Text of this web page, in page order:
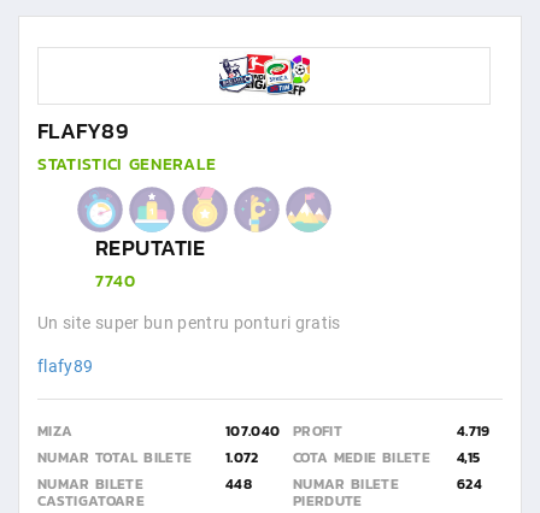
FLAFY89
STATISTICI GENERALE
REPUTATIE
7740
Un site super bun pentru ponturi gratis
flafy89
MIZA 107.040 PROFIT
4.719
NUMAR TOTAL BILETE
1.072 COTA MEDIE BILETE
4,15
NUMAR BILETE
CASTIGATOARE
448 NUMAR BILETE
PIERDUTE
624